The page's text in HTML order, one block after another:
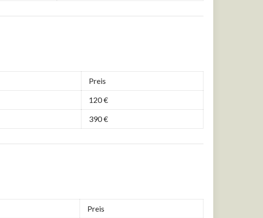
Preis
120 €
390 €
Preis